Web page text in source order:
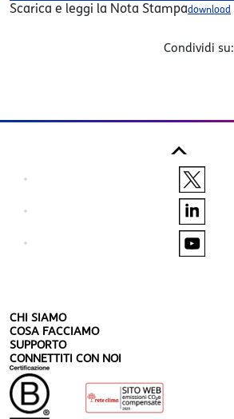
Scarica e leggi la Nota Stampadownload
Condividi su:
CHI SIAMO
COSA FACCIAMO
SUPPORTO
CONNETTITI CON NOI